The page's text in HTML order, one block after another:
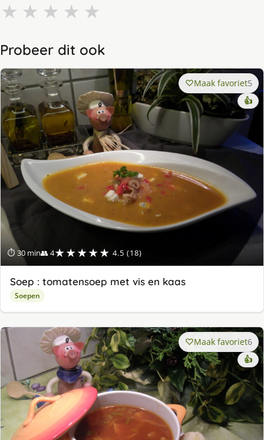
★ ★ ★ ★ ★
Probeer dit ook
⏱ 30 min👥 4★★★★★ 4.5 (18)
Maak favoriet5
👍
Soep : tomatensoep met vis en kaas
Soepen
Maak favoriet6
👍